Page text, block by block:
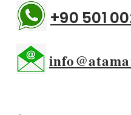
+90 501